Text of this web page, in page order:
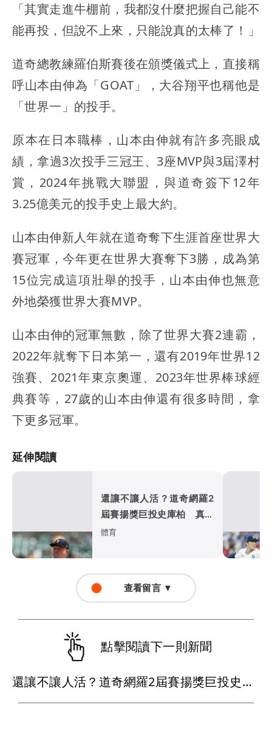
「其實走進牛棚前，我都沒什麼把握自己能不
能再投，但說不上來，只能說真的太棒了！」
道奇總教練羅伯斯賽後在頒獎儀式上，直接稱
呼山本由伸為「GOAT」，大谷翔平也稱他是
「世界一」的投手。
原本在日本職棒，山本由伸就有許多亮眼成
績，拿過3次投手三冠王、3座MVP與3屆澤村
賞，2024年挑戰大聯盟，與道奇簽下12年
3.25億美元的投手史上最大約。
山本由伸新人年就在道奇奪下生涯首座世界大
賽冠軍，今年更在世界大賽奪下3勝，成為第
15位完成這項壯舉的投手，山本由伸也無意
外地榮獲世界大賽MVP。
山本由伸的冠軍無數，除了世界大賽2連霸，
2022年就奪下日本第一，還有2019年世界12
強賽、2021年東京奧運、2023年世界棒球經
典賽等，27歲的山本由伸還有很多時間，拿
下更多冠軍。
延伸閱讀
還讓不讓人活？道奇網羅2
屆賽揚獎巨投史庫柏 真的
是宇宙道奇
體育
查看留言 ▼
點擊閱讀下一則新聞
還讓不讓人活？道奇網羅2屆賽揚獎巨投史庫柏 真的是宇宙道奇